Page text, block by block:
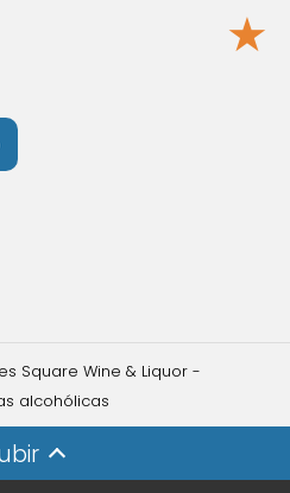
★
Square Wine & Liquor -
alcohólicas